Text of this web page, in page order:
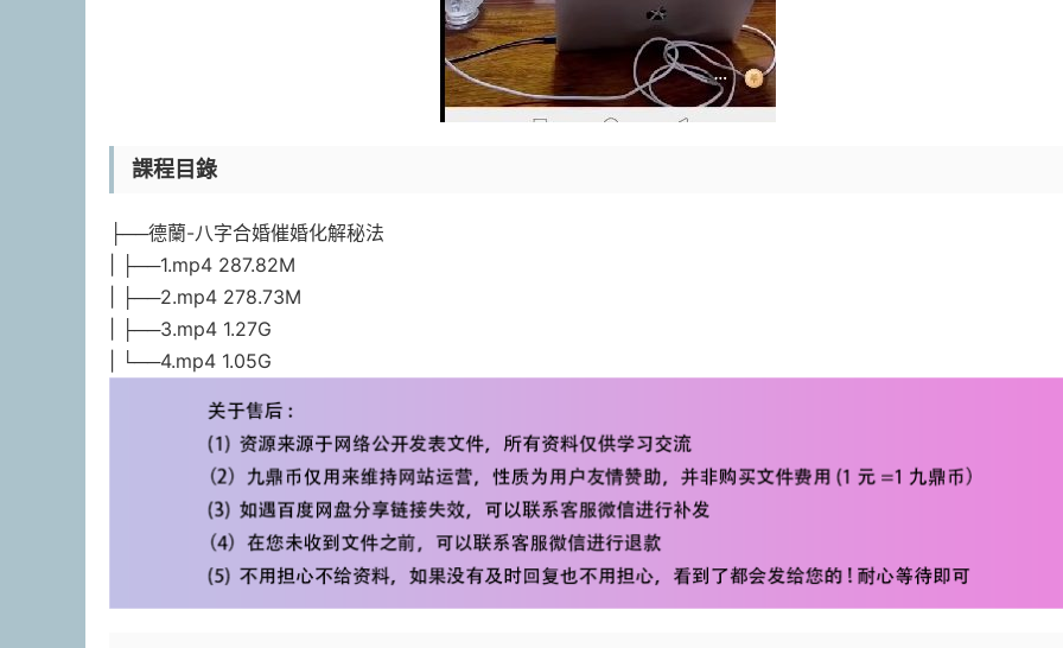
課程目錄
├──德蘭-八字合婚催婚化解秘法
| ├──1.mp4 287.82M
| ├──2.mp4 278.73M
| ├──3.mp4 1.27G
| └──4.mp4 1.05G